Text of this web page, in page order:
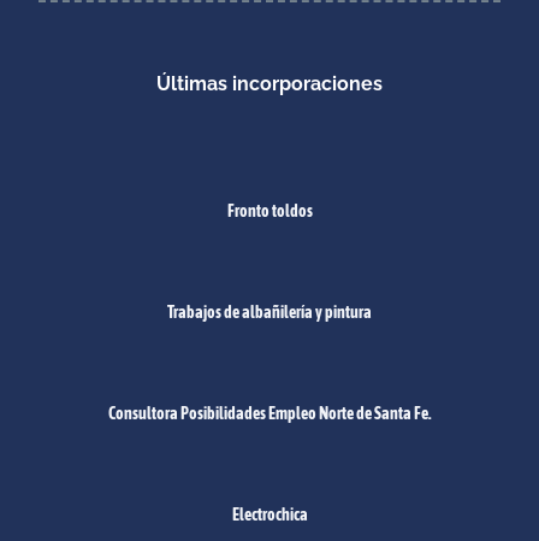
Últimas incorporaciones
Fronto toldos
Trabajos de albañilería y pintura
Consultora Posibilidades Empleo Norte de Santa Fe.
Electrochica